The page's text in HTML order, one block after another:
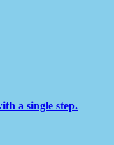
a single step.